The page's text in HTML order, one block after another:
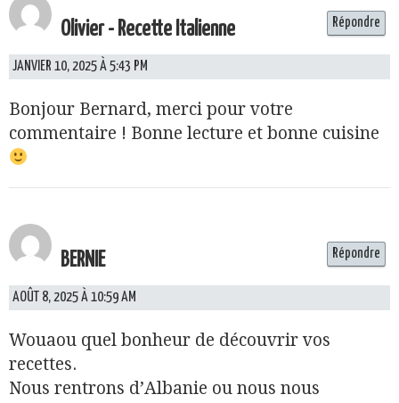
Olivier - Recette Italienne
JANVIER 10, 2025 À 5:43 PM
Bonjour Bernard, merci pour votre
commentaire ! Bonne lecture et bonne cuisine
Répondre
BERNIE
AOÛT 8, 2025 À 10:59 AM
Wouaou quel bonheur de découvrir vos
recettes.
Nous rentrons d’Albanie ou nous nous
Répondre